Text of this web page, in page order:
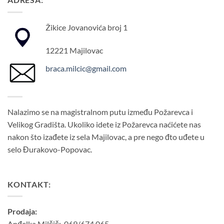
Žikice Jovanovića broj 1
12221 Majilovac
braca.milcic@gmail.com
Nalazimo se na magistralnom putu između Požarevca i
Velikog Gradišta. Ukoliko idete iz Požarevca naćićete nas
nakon što izađete iz sela Majilovac, a pre nego đto uđete u
selo Đurakovo-Popovac.
KONTAKT:
Prodaja: